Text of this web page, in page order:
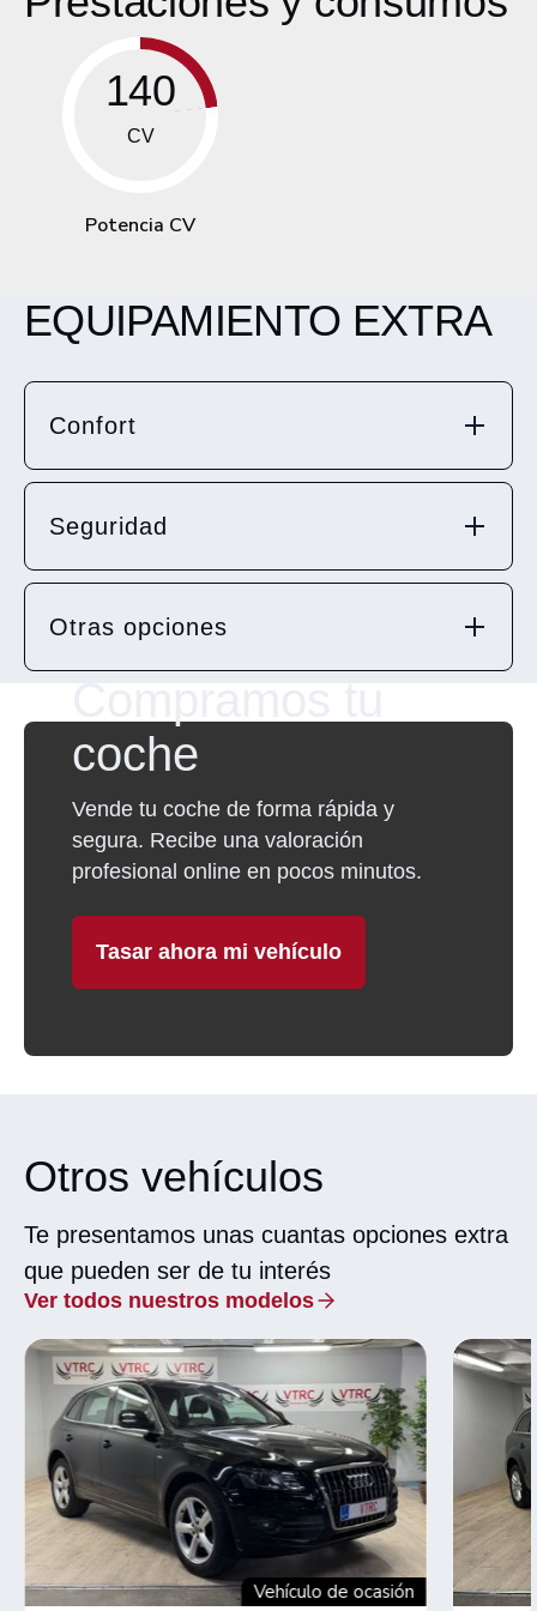
140
CV
Potencia CV
EQUIPAMIENTO EXTRA
Confort
Seguridad
Otras opciones
coche
Vende tu coche de forma rápida y
segura. Recibe una valoración
profesional online en pocos minutos.
Tasar ahora mi vehículo
Otros vehículos
Te presentamos unas cuantas opciones extra
que pueden ser de tu interés
Ver todos nuestros modelos
Vehículo de ocasión